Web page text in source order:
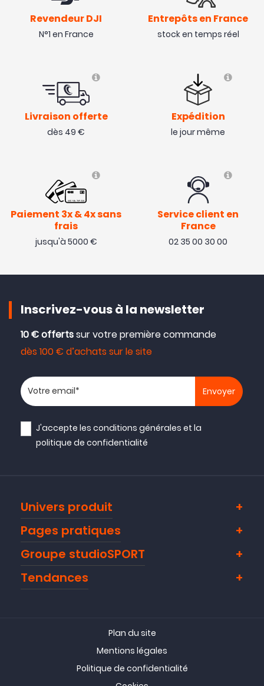
Revendeur DJI
N°1 en France
Entrepôts en France
stock en temps réel
Livraison offerte
dès 49 €
Expédition
le jour même
Paiement 3x & 4x sans
frais
jusqu'à 5000 €
Service client en
France
02 35 00 30 00
Inscrivez-vous à la newsletter
10 € offertssur votre première commande
dès 100 € d’achats sur le site
Votre adresse email
J'accepte lesconditions générales et la
politique de confidentialité
Univers produit
Pages pratiques
Groupe studioSPORT
Tendances
Plan du site
Mentions légales
Politique de confidentialité